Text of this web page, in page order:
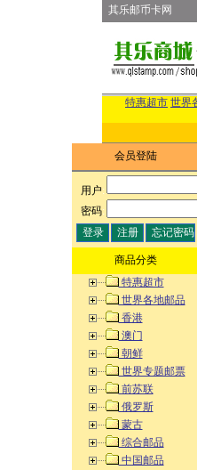
其乐邮币卡网
特惠超市 世界
会员登陆
用户:
密码:
商品分类
特惠超市
世界各地邮品
香港
澳门
朝鲜
世界专题邮票
前苏联
俄罗斯
蒙古
综合邮品
中国邮品